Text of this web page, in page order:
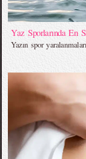
Yaz Sporlarında En
Yazın spor